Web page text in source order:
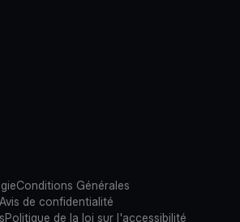
Conditions Générales
Avis de confidentialité
Politique de la loi sur l'accessibilité